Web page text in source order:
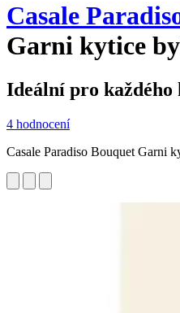
Casale
Garni kytice
Ideální pro každého
4 hodnocení
Casale Paradiso Bouquet Garni